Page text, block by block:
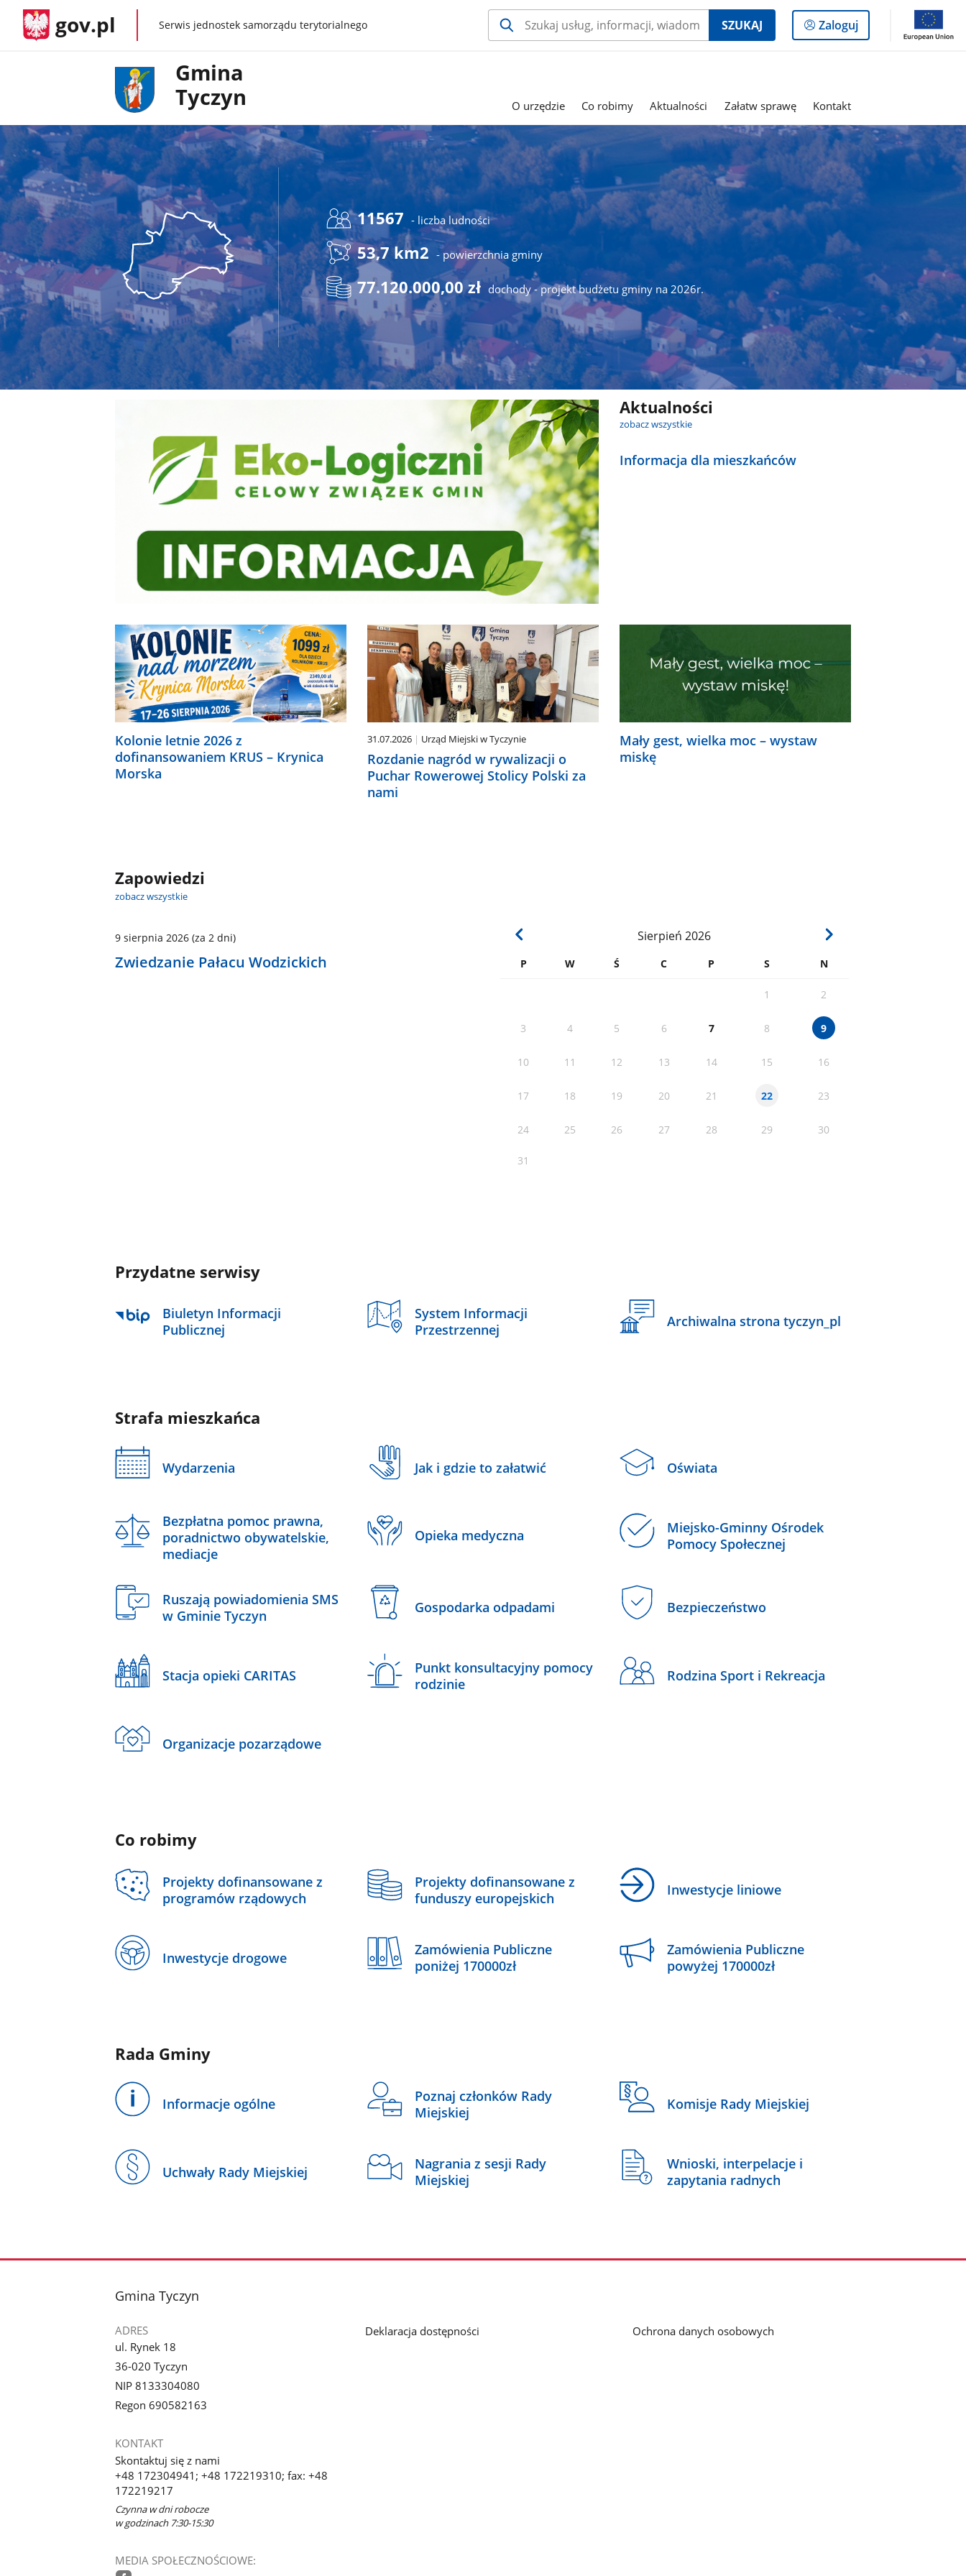
gov.pl gov.plSerwis jednostek samorządu terytorialnego SZUKAJ
Logowanie
do
Zaloguj
Gmina
Tyczyn
O urzędzie Co robimy Aktualności Załatw sprawę Kontakt
11567 - liczba ludności
53,7 km2 - powierzchnia gminy
77.120.000,00 zł dochody - projekt budżetu gminy na 2026r.
Aktualności
zobacz wszystkie
Informacja dla mieszkańców
Kolonie letnie 2026 z
dofinansowaniem KRUS – Krynica
Morska
31.07.2026 Urząd Miejski w Tyczynie
Rozdanie nagród w rywalizacji o
Puchar Rowerowej Stolicy Polski za
nami
Mały gest, wielka moc – wystaw
miskę
Zapowiedzi
zobacz wszystkie
Sierpień 2026
P W Ś C P S N
1 2
3 4 5 6 7 8 9
10 11 12 13 14 15 16
17 18 19 20 21 22 23
24 25 26 27 28 29 30
31
9 sierpnia 2026(za 2 dni)
Zwiedzanie Pałacu Wodzickich
Przydatne serwisy
Biuletyn Informacji
Publicznej
System Informacji
Przestrzennej
Archiwalna strona tyczyn_pl
Strafa mieszkańca
Wydarzenia Jak i gdzie to załatwić Oświata
Bezpłatna pomoc prawna,
poradnictwo obywatelskie,
mediacje
Opieka medyczna
Miejsko-Gminny Ośrodek
Pomocy Społecznej
Ruszają powiadomienia SMS
w Gminie Tyczyn
Gospodarka odpadami Bezpieczeństwo
Stacja opieki CARITAS
Punkt konsultacyjny pomocy
rodzinie
Rodzina Sport i Rekreacja
Organizacje pozarządowe
Co robimy
Projekty dofinansowane z
programów rządowych
Projekty dofinansowane z
funduszy europejskich
Inwestycje liniowe
Inwestycje drogowe
Zamówienia Publiczne
poniżej 170000zł
Zamówienia Publiczne
powyżej 170000zł
Rada Gminy
Informacje ogólne
Poznaj członków Rady
Miejskiej
Komisje Rady Miejskiej
Uchwały Rady Miejskiej
Nagrania z sesji Rady
Miejskiej
Wnioski, interpelacje i
zapytania radnych
stopka
Gmina Tyczyn
ADRES
ul. Rynek 18
36-020 Tyczyn
NIP 8133304080
Regon 690582163
KONTAKT
Skontaktuj się z nami
+48 172304941; +48 172219310; fax: +48
172219217
Czynna w dni robocze
w godzinach 7:30-15:30
MEDIA SPOŁECZNOŚCIOWE:
Deklaracja dostępności Ochrona danych osobowych